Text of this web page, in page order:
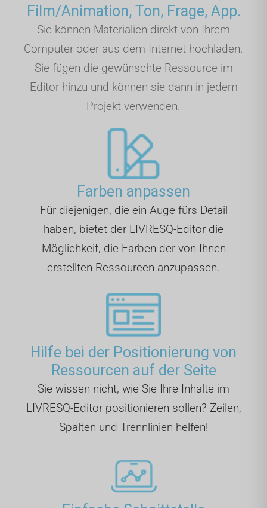
Film/Animation, Ton, Frage, App.
Sie können Materialien direkt von Ihrem
Computer oder aus dem Internet hochladen.
Sie fügen die gewünschte Ressource im
Editor hinzu und können sie dann in jedem
Projekt verwenden.
Farben anpassen
Für diejenigen, die ein Auge fürs Detail
haben, bietet der LIVRESQ-Editor die
Möglichkeit, die Farben der von Ihnen
erstellten Ressourcen anzupassen.
Hilfe bei der Positionierung von
Ressourcen auf der Seite
Sie wissen nicht, wie Sie Ihre Inhalte im
LIVRESQ-Editor positionieren sollen? Zeilen,
Spalten und Trennlinien helfen!